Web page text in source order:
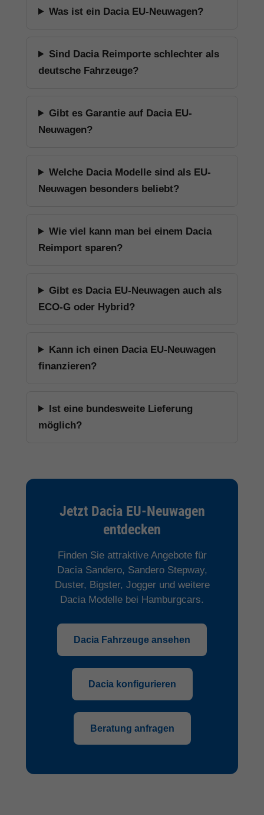
Was ist ein Dacia EU-Neuwagen?
Sind Dacia Reimporte schlechter als
deutsche Fahrzeuge?
Gibt es Garantie auf Dacia EU-
Neuwagen?
Welche Dacia Modelle sind als EU-
Neuwagen besonders beliebt?
Wie viel kann man bei einem Dacia
Reimport sparen?
Gibt es Dacia EU-Neuwagen auch als
ECO-G oder Hybrid?
Kann ich einen Dacia EU-Neuwagen
finanzieren?
Ist eine bundesweite Lieferung
möglich?
Jetzt Dacia EU-Neuwagen
entdecken
Finden Sie attraktive Angebote für
Dacia Sandero, Sandero Stepway,
Duster, Bigster, Jogger und weitere
Dacia Modelle bei Hamburgcars.
Dacia Fahrzeuge ansehen
Dacia konfigurieren
Beratung anfragen